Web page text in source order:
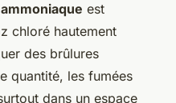
est
chloré hautement
des brûlures
quantité, les fumées
dans un espace